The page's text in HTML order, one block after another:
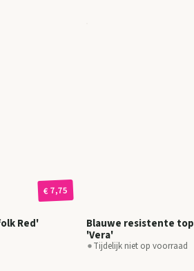
€ 7,75
Red'
Blauwe resistente
'Vera'
Tijdelijk niet op voorraad